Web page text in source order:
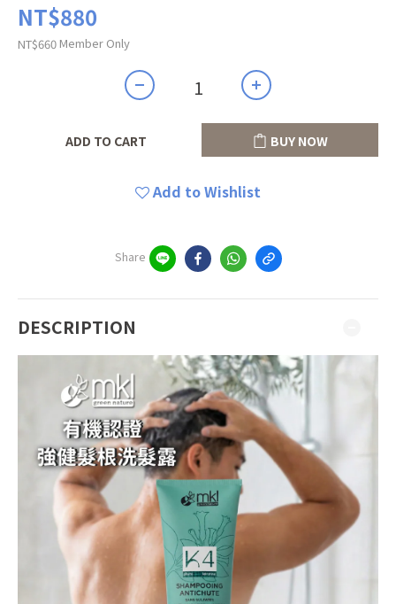
NT$880
NT$660 Member Only
ADD TO CART BUY NOW
Add to Wishlist
Share
DESCRIPTION